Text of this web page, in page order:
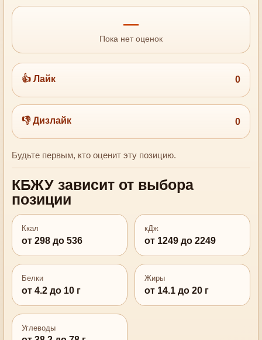
—
Пока нет оценок
👍 Лайк 0
👎 Дизлайк 0
Будьте первым, кто оценит эту позицию.
КБЖУ зависит от выбора
позиции
Ккал
от 298 до 536
кДж
от 1249 до 2249
Белки
от 4.2 до 10 г
Жиры
от 14.1 до 20 г
Углеводы